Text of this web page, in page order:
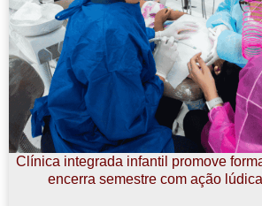
Clínica integrada infantil promove
encerra semestre com ação